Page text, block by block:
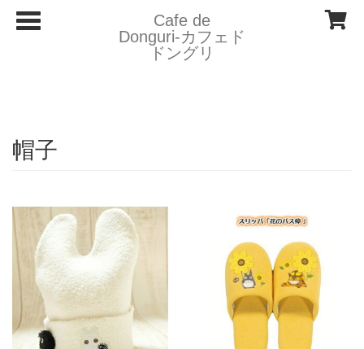
T
o
g
a
Cafe de
Donguri- カフェド
ドングリ
帽子